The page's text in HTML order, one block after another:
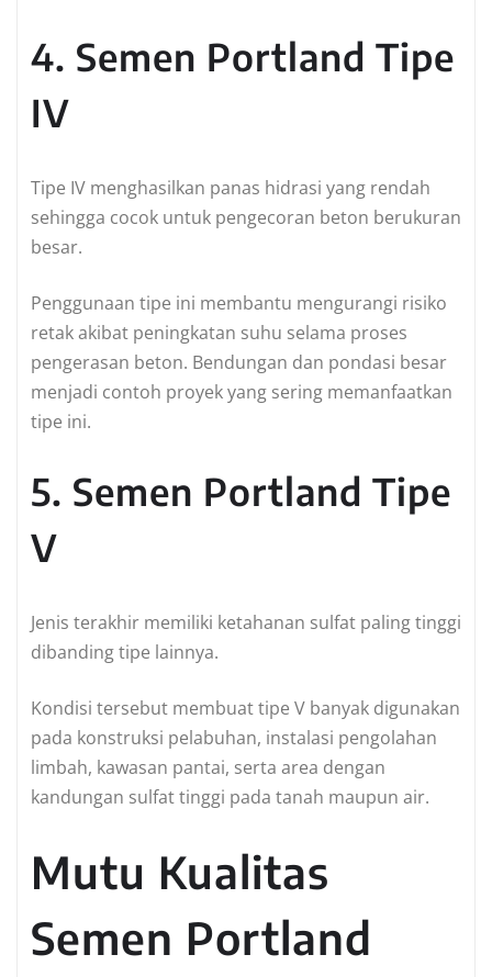
4. Semen Portland Tipe
IV
Tipe IV menghasilkan panas hidrasi yang rendah
sehingga cocok untuk pengecoran beton berukuran
besar.
Penggunaan tipe ini membantu mengurangi risiko
retak akibat peningkatan suhu selama proses
pengerasan beton. Bendungan dan pondasi besar
menjadi contoh proyek yang sering memanfaatkan
tipe ini.
5. Semen Portland Tipe
V
Jenis terakhir memiliki ketahanan sulfat paling tinggi
dibanding tipe lainnya.
Kondisi tersebut membuat tipe V banyak digunakan
pada konstruksi pelabuhan, instalasi pengolahan
limbah, kawasan pantai, serta area dengan
kandungan sulfat tinggi pada tanah maupun air.
Mutu Kualitas
Semen Portland